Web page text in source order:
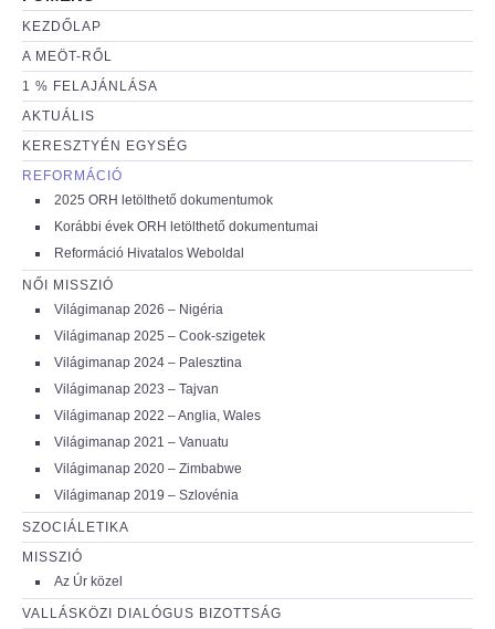
KEZDŐLAP
A MEÖT-RŐL
1 % FELAJÁNLÁSA
AKTUÁLIS
KERESZTYÉN EGYSÉG
REFORMÁCIÓ
2025 ORH letölthető dokumentumok
Korábbi évek ORH letölthető dokumentumai
Reformáció Hivatalos Weboldal
NŐI MISSZIÓ
Világimanap 2026 – Nigéria
Világimanap 2025 – Cook-szigetek
Világimanap 2024 – Palesztina
Világimanap 2023 – Tajvan
Világimanap 2022 – Anglia, Wales
Világimanap 2021 – Vanuatu
Világimanap 2020 – Zimbabwe
Világimanap 2019 – Szlovénia
SZOCIÁLETIKA
MISSZIÓ
Az Úr közel
VALLÁSKÖZI DIALÓGUS BIZOTTSÁG